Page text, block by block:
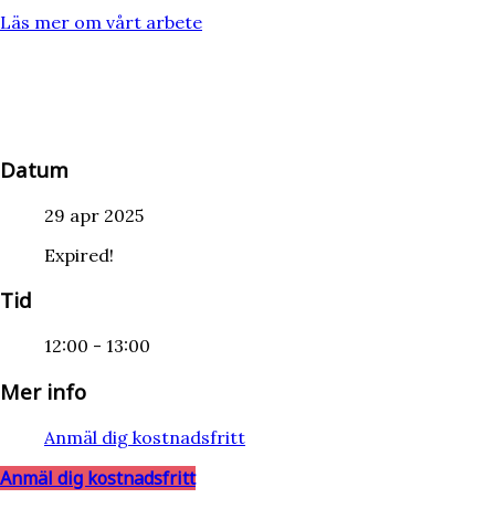
Läs mer om vårt arbete
Datum
29 apr 2025
Expired!
Tid
12:00 - 13:00
Mer info
Anmäl dig kostnadsfritt
Anmäl dig kostnadsfritt